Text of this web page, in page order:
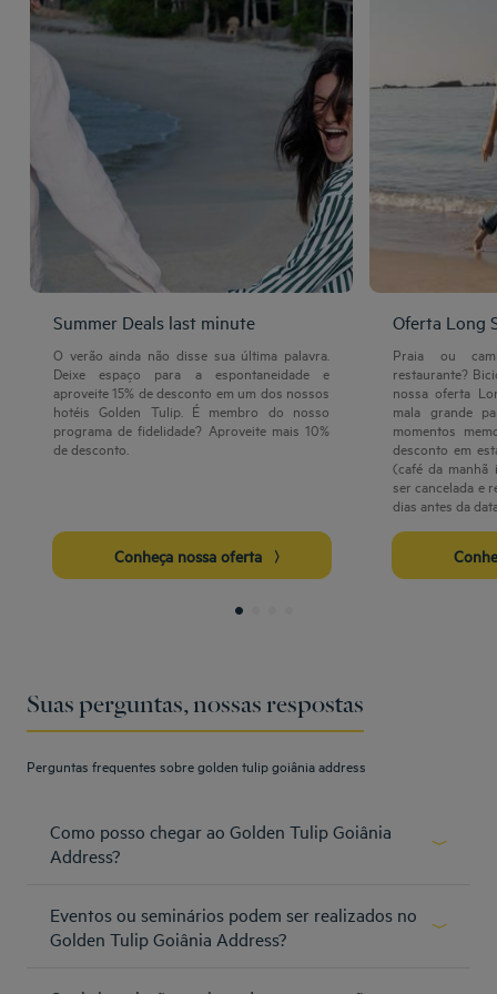
Summer Deals last minute
O verão ainda não disse sua última palavra.
Deixe espaço para a espontaneidade e
aproveite 15% de desconto em um dos nossos
hotéis Golden Tulip. É membro do nosso
programa de fidelidade? Aproveite mais 10%
de desconto.
Conheça nossa oferta
Oferta Long
Praia ou
restaurante?
nossa oferta
mala grande
momentos
desconto em
(café da manhã
ser cancelada e
dias antes da
Suas perguntas, nossas respostas
Perguntas frequentes sobre golden tulip goiânia address
Como posso chegar ao Golden Tulip Goiânia
Address?
goiânia. A 13km do Aeroporto de Goiânia.
Saiba mais
Eventos ou seminários podem ser realizados no
Golden Tulip Goiânia Address?